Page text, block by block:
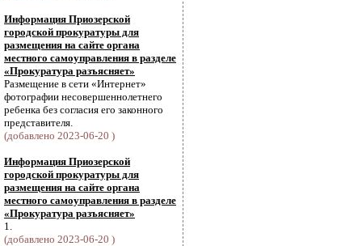
Информация Приозерской
городской прокуратуры для
размещения на сайте органа
местного самоуправления в разделе
«Прокуратура разъясняет»
Размещение в сети «Интернет»
фотографии несовершеннолетнего
ребенка без согласия его законного
представителя.
(добавлено 2023-06-20 )
Информация Приозерской
городской прокуратуры для
размещения на сайте органа
местного самоуправления в разделе
«Прокуратура разъясняет»
1.
(добавлено 2023-06-20 )